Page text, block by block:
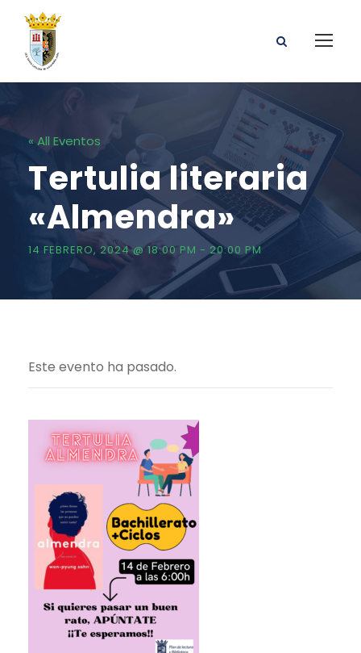
« All Eventos
Tertulia literaria
«Almendra»
14 FEBRERO, 2024 @ 18:00 PM - 20:00 PM
Este evento ha pasado.